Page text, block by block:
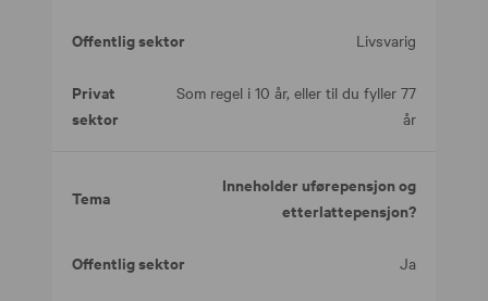
Livsvarig
Som regel i 10 år, eller til du fyller 77
år
Inneholder uførepensjon og
etterlattepensjon?
Ja